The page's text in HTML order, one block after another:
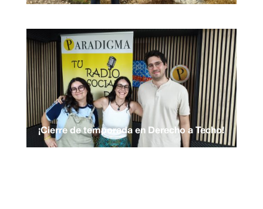
¡Cierre de temporada en Derecho a Techo!